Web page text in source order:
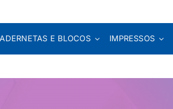
E BLOCOS IMPRESSOS